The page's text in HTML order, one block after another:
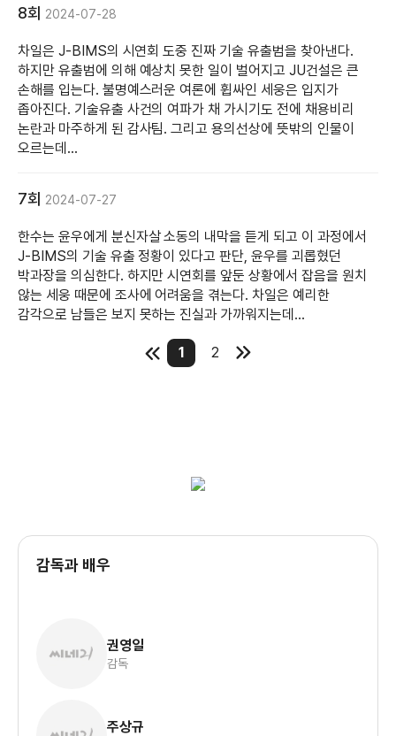
8회 2024-07-28
차일은 J-BIMS의 시연회 도중 진짜 기술 유출범을 찾아낸다.
하지만 유출범에 의해 예상치 못한 일이 벌어지고 JU건설은 큰
손해를 입는다. 불명예스러운 여론에 휩싸인 세웅은 입지가
좁아진다. 기술유출 사건의 여파가 채 가시기도 전에 채용비리
논란과 마주하게 된 감사팀. 그리고 용의선상에 뜻밖의 인물이
오르는데...
7회 2024-07-27
한수는 윤우에게 분신자살 소동의 내막을 듣게 되고 이 과정에서
J-BIMS의 기술 유출 정황이 있다고 판단, 윤우를 괴롭혔던
박과장을 의심한다. 하지만 시연회를 앞둔 상황에서 잡음을 원치
않는 세웅 때문에 조사에 어려움을 겪는다. 차일은 예리한
감각으로 남들은 보지 못하는 진실과 가까워지는데...
1 2
감독과 배우
권영일
감독
주상규